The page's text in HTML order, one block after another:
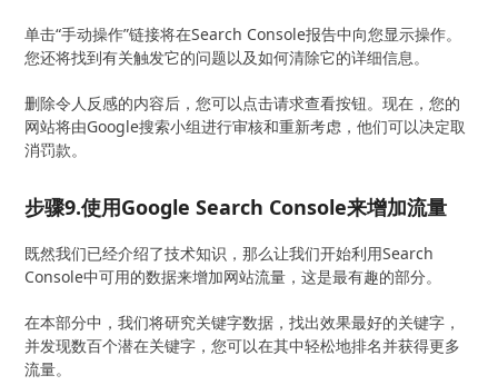
单击“手动操作”链接将在Search Console报告中向您显示操作。
您还将找到有关触发它的问题以及如何清除它的详细信息。
删除令人反感的内容后，您可以点击请求查看按钮。现在，您的
网站将由Google搜索小组进行审核和重新考虑，他们可以决定取
消罚款。
步骤9.使用Google Search Console来增加流量
既然我们已经介绍了技术知识，那么让我们开始利用Search
Console中可用的数据来增加网站流量，这是最有趣的部分。
在本部分中，我们将研究关键字数据，找出效果最好的关键字，
并发现数百个潜在关键字，您可以在其中轻松地排名并获得更多
流量。